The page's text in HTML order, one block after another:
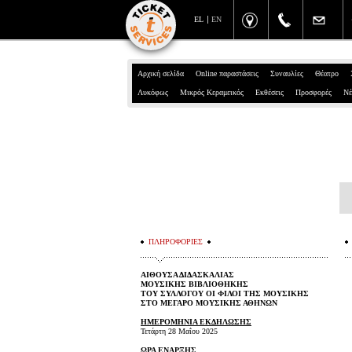
EN
EL
Αρχική σελίδα Online παραστάσεις Συναυλίες Θέατρο
Λυκόφως Μικρός Κεραμεικός Εκθέσεις Προσφορές
ΠΛΗΡΟΦΟΡΙΕΣ
ΑΙΘΟΥΣΑ ΔΙΔΑΣΚΑΛΙΑΣ
ΜΟΥΣΙΚΗΣ ΒΙΒΛΙΟΘΗΚΗΣ
ΤΟΥ ΣΥΛΛΟΓΟΥ ΟΙ ΦΙΛΟΙ ΤΗΣ ΜΟΥΣΙΚΗΣ
ΣΤΟ ΜΕΓΑΡΟ ΜΟΥΣΙΚΗΣ ΑΘΗΝΩΝ
ΗΜΕΡΟΜΗΝΙΑ ΕΚΔΗΛΩΣΗΣ
Τετάρτη 28 Μαΐου 2025
ΩΡΑ ΕΝΑΡΞΗΣ